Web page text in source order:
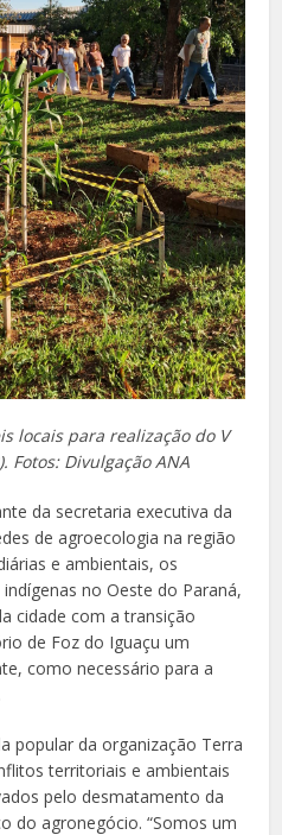
locais para realização do V
Fotos: Divulgação ANA
da secretaria executiva da
de agroecologia na região
e ambientais, os
no Oeste do Paraná,
cidade com a transição
de Foz do Iguaçu um
como necessário para a
popular da organização Terra
territoriais e ambientais
pelo desmatamento da
do agronegócio. “Somos um